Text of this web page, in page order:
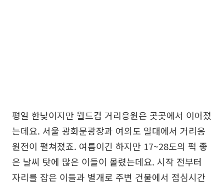
평일 한낮이지만 월드컵 거리응원은 곳곳에서 이어졌
는데요. 서울 광화문광장과 여의도 일대에서 거리응
원전이 펼쳐졌죠. 여름이긴 하지만 17~28도의 퍽 좋
은 날씨 탓에 많은 이들이 몰렸는데요. 시작 전부터
자리를 잡은 이들과 별개로 주변 건물에서 점심시간